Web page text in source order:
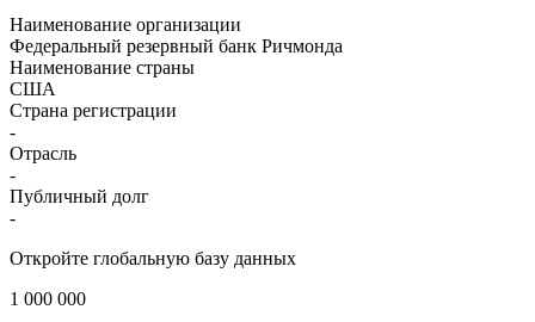
банк Ричмонда
Наименование организации
Наименование страны
Страна регистрации
-
-